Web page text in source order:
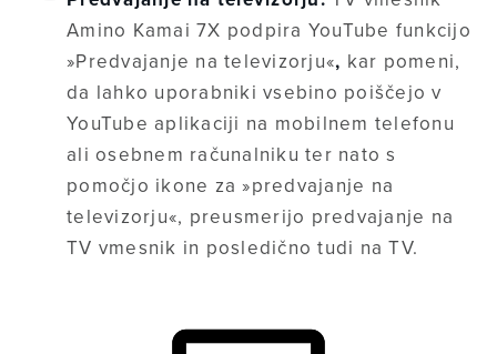
Amino Kamai 7X podpira YouTube funkcijo
»Predvajanje na televizorju«, kar pomeni,
da lahko uporabniki vsebino poiščejo v
YouTube aplikaciji na mobilnem telefonu
ali osebnem računalniku ter nato s
pomočjo ikone za »predvajanje na
televizorju«, preusmerijo predvajanje na
TV vmesnik in posledično tudi na TV.